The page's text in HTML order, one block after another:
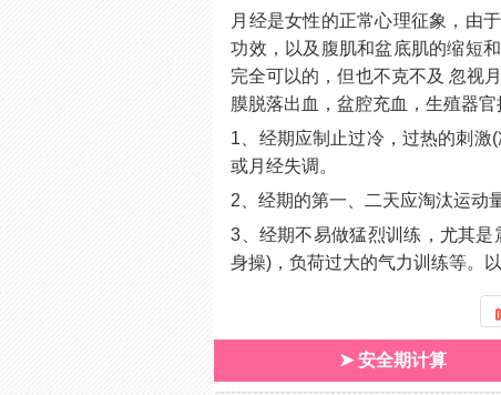
月经是女性的正常心理征象，由
功效，以及腹肌和盆底肌的缩短
完全可以的，但也不克不及 忽视
膜脱落出血，盆腔充血，生殖器
1、经期应制止过冷，过热的刺
或月经失调。
2、经期的第一、二天应淘汰运动
3、经期不易做猛烈训练，尤其
身操)，负荷过大的气力训练等。
➤ 安全期计算